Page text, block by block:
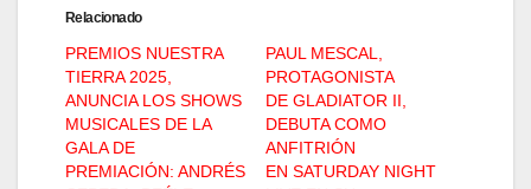
Relacionado
PREMIOS NUESTRA
TIERRA 2025,
ANUNCIA LOS SHOWS
MUSICALES DE LA
GALA DE
PREMIACIÓN: ANDRÉS
PAUL MESCAL,
PROTAGONISTA
DE GLADIATOR II,
DEBUTA COMO
ANFITRIÓN
EN SATURDAY NIGHT